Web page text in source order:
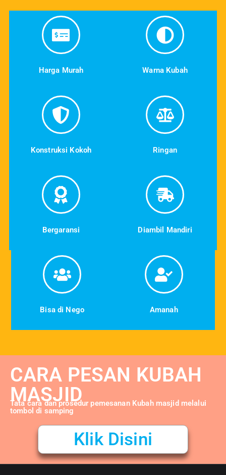
Harga Murah Warna Kubah
Konstruksi Kokoh Ringan
Bergaransi Diambil Mandiri
Bisa di Nego Amanah
CARA PESAN KUBAH
MASJID
Tata cara dan prosedur pemesanan Kubah masjid melalui
tombol di samping
Klik Disini